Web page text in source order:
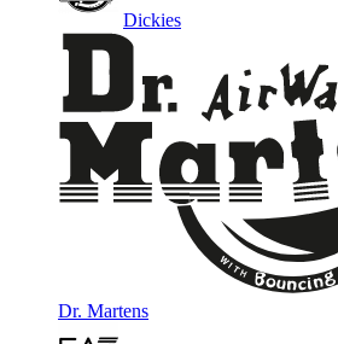
Dickies
Dr. Martens